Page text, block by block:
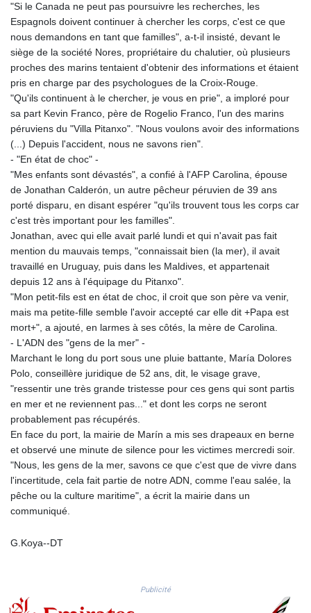
KHR 4682.834137
KMF 493.413562
KRW 1643.262353
KWD 0.357314
KYD 0.962491
KZT 541.96516
LAK 26120.848953
LBP
103478.082403
LKR 387.560012
LSL 18.846883
LTL 3.411992
LVL 0.698971
LYD 7.354989
MAD 10.762356
MDL 20.066482
MGA 4971.689885
MKD 61.580848
MMK 2425.815515
MNT 4157.840286
MOP 9.330564
MUR 54.275184
MVR 17.852777
MWK 2007.163293
MXN 19.914358
MZN 73.850081
NAD 18.858114
NGN 1574.438557
NIO 42.505097
NOK 10.997473
PGK 5.111508
"Si le Canada ne peut pas poursuivre les recherches, les
Espagnols doivent continuer à chercher les corps, c'est ce que
nous demandons en tant que familles", a-t-il insisté, devant le
siège de la société Nores, propriétaire du chalutier, où plusieurs
proches des marins tentaient d'obtenir des informations et étaient
pris en charge par des psychologues de la Croix-Rouge.
"Qu'ils continuent à le chercher, je vous en prie", a imploré pour
sa part Kevin Franco, père de Rogelio Franco, l'un des marins
péruviens du "Villa Pitanxo". "Nous voulons avoir des informations
(...) Depuis l'accident, nous ne savons rien".
- "En état de choc" -
"Mes enfants sont dévastés", a confié à l'AFP Carolina, épouse
de Jonathan Calderón, un autre pêcheur péruvien de 39 ans
porté disparu, en disant espérer "qu'ils trouvent tous les corps car
c'est très important pour les familles".
Jonathan, avec qui elle avait parlé lundi et qui n'avait pas fait
mention du mauvais temps, "connaissait bien (la mer), il avait
travaillé en Uruguay, puis dans les Maldives, et appartenait
depuis 12 ans à l'équipage du Pitanxo".
"Mon petit-fils est en état de choc, il croit que son père va venir,
mais ma petite-fille semble l'avoir accepté car elle dit +Papa est
mort+", a ajouté, en larmes à ses côtés, la mère de Carolina.
- L'ADN des "gens de la mer" -
Marchant le long du port sous une pluie battante, María Dolores
Polo, conseillère juridique de 52 ans, dit, le visage grave,
"ressentir une très grande tristesse pour ces gens qui sont partis
en mer et ne reviennent pas..." et dont les corps ne seront
probablement pas récupérés.
En face du port, la mairie de Marín a mis ses drapeaux en berne
et observé une minute de silence pour les victimes mercredi soir.
"Nous, les gens de la mer, savons ce que c'est que de vivre dans
l'incertitude, cela fait partie de notre ADN, comme l'eau salée, la
pêche ou la culture maritime", a écrit la mairie dans un
communiqué.
G.Koya--DT
Publicité